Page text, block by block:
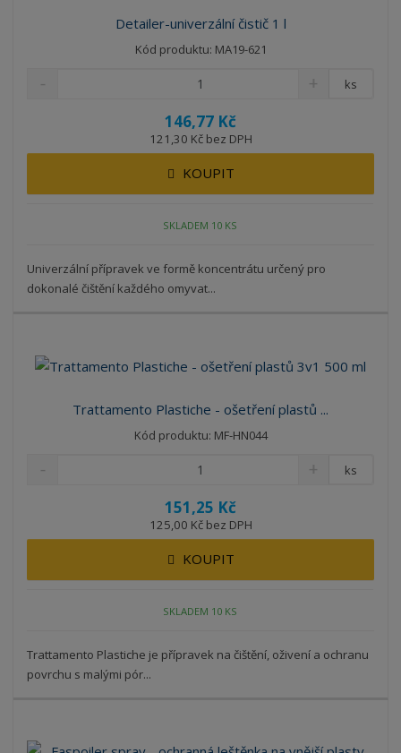
Detailer-univerzální čistič 1 l
Kód produktu: MA19-621
146,77 Kč
121,30 Kč bez DPH
ks
KOUPIT
SKLADEM 10 KS
Univerzální přípravek ve formě koncentrátu určený pro
dokonalé čištění každého omyvat...
Trattamento Plastiche - ošetření plastů ...
Kód produktu: MF-HN044
151,25 Kč
125,00 Kč bez DPH
ks
KOUPIT
SKLADEM 10 KS
Trattamento Plastiche je přípravek na čištění, oživení a ochranu
povrchu s malými pór...